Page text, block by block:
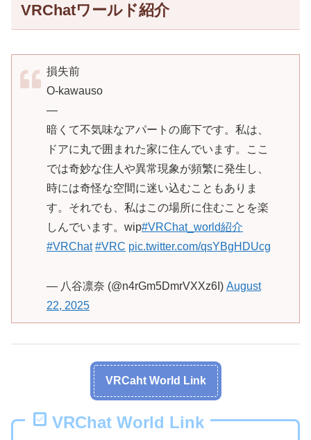
VRChatワールド紹介
損失前
O-kawauso
—
暗くて不気味なアパートの廊下です。私は、
ドアに丸で囲まれた家に住んでいます。ここ
では奇妙な住人や異常現象が頻繁に発生し、
時には奇怪な空間に迷い込むこともありま
す。それでも、私はこの場所に住むことを楽
しんでいます。wip#VRChat_world紹介
#VRChat #VRC pic.twitter.com/qsYBgHDUcg
— 八谷凛奈 (@n4rGm5DmrVXXz6I) August
22, 2025
VRCaht World Link
VRChat World Link